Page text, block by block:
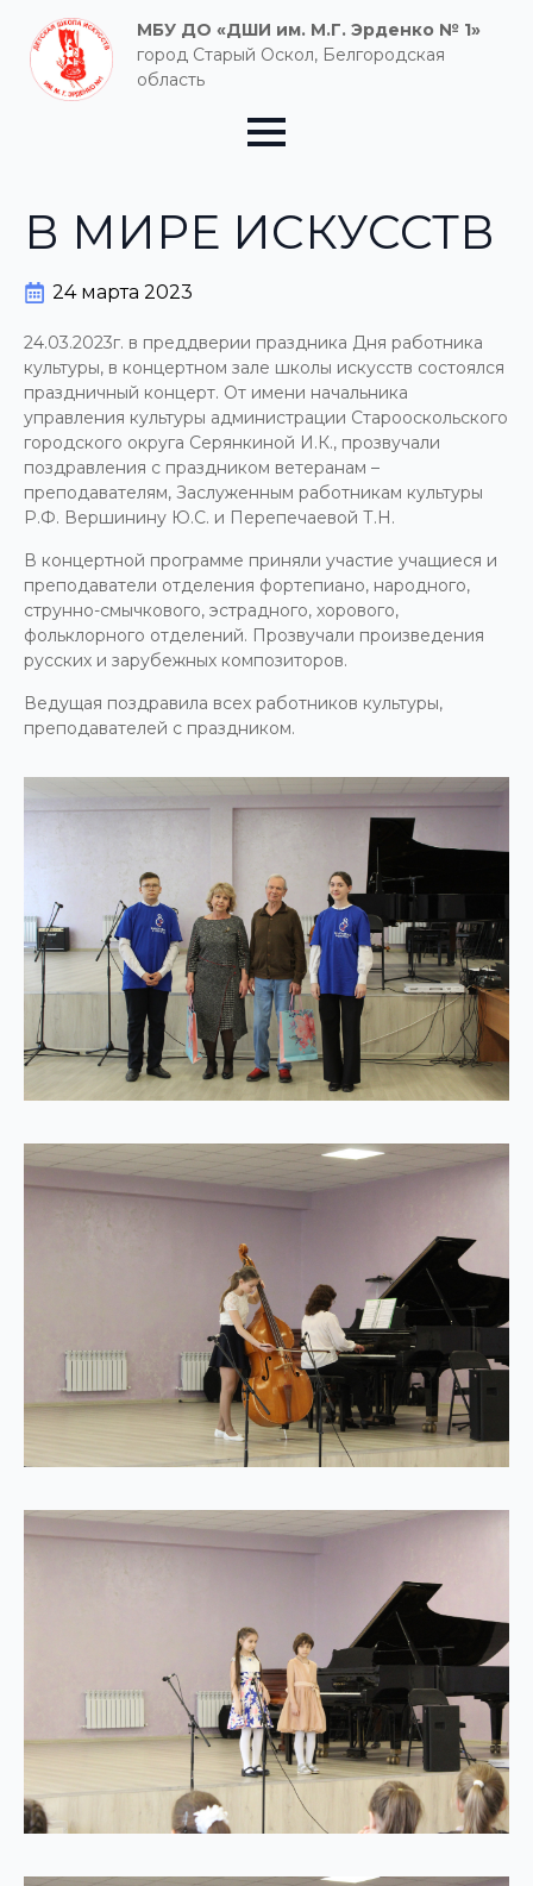
МБУ ДО «ДШИ им. М.Г. Эрденко № 1»
город Старый Оскол, Белгородская
область
В МИРЕ ИСКУССТВ
24 марта 2023
24.03.2023г. в преддверии праздника Дня работника
культуры, в концертном зале школы искусств состоялся
праздничный концерт. От имени начальника
управления культуры администрации Старооскольского
городского округа Серянкиной И.К., прозвучали
поздравления с праздником ветеранам –
преподавателям, Заслуженным работникам культуры
Р.Ф. Вершинину Ю.С. и Перепечаевой Т.Н.
В концертной программе приняли участие учащиеся и
преподаватели отделения фортепиано, народного,
струнно-смычкового, эстрадного, хорового,
фольклорного отделений. Прозвучали произведения
русских и зарубежных композиторов.
Ведущая поздравила всех работников культуры,
преподавателей с праздником.